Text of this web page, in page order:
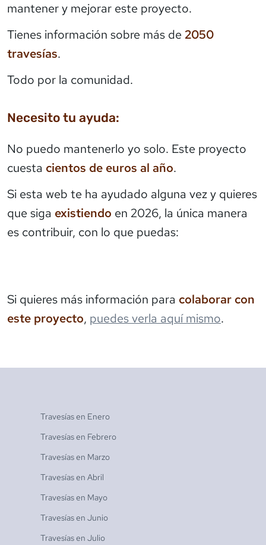
mantener y mejorar este proyecto.
Tienes información sobre más de 2050
travesías.
Todo por la comunidad.
Necesito tu ayuda:
No puedo mantenerlo yo solo. Este proyecto
cuesta cientos de euros al año.
Si esta web te ha ayudado alguna vez y quieres
que siga existiendo en 2026, la única manera
es contribuir, con lo que puedas:
Si quieres más información para colaborar con
este proyecto, puedes verla aquí mismo.
Travesías en Enero
Travesías en Febrero
Travesías en Marzo
Travesías en Abril
Travesías en Mayo
Travesías en Junio
Travesías en Julio